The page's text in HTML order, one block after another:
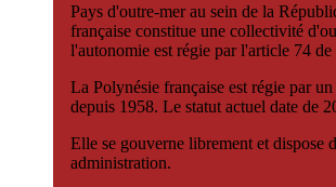
Pays d'outre-mer au sein de la
française constitue une collectivité
l'autonomie est régie par l'article 74
La Polynésie française est régie par
depuis 1958. Le statut actuel date de
Elle se gouverne librement et dispose
administration.